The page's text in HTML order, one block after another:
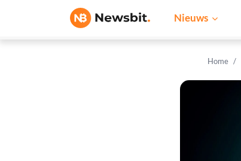
Nieuws
Home